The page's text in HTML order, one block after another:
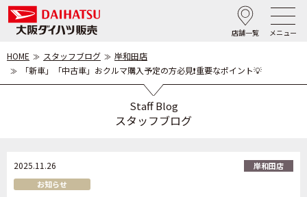
店舗一覧 メニュー
HOME スタッフブログ
岸和田店
「新車」「中古車」おクルマ購入予定の方必見❗重要なポイント💡
Staff Blog
スタッフブログ
2025.11.26
岸和田店
お知らせ